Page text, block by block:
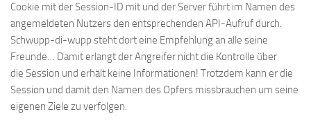
Cookie mit der Session-ID mit und der Server führt im Namen des
angemeldeten Nutzers den entsprechenden API-Aufruf durch.
Schwupp-di-wupp steht dort eine Empfehlung an alle seine
Freunde… Damit erlangt der Angreifer nicht die Kontrolle über
die Session und erhält keine Informationen! Trotzdem kann er die
Session und damit den Namen des Opfers missbrauchen um seine
eigenen Ziele zu verfolgen.